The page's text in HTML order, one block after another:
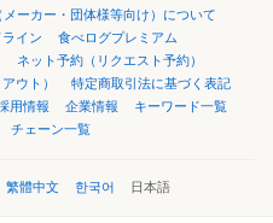
メーカー・団体様等向け）について
イン
食べログプレミアム
ネット予約（リクエスト予約）
ウト）
特定商取引法に基づく表記
用情報 企業情報
キーワード一覧
チェーン一覧
繁體中文 한국어 日本語